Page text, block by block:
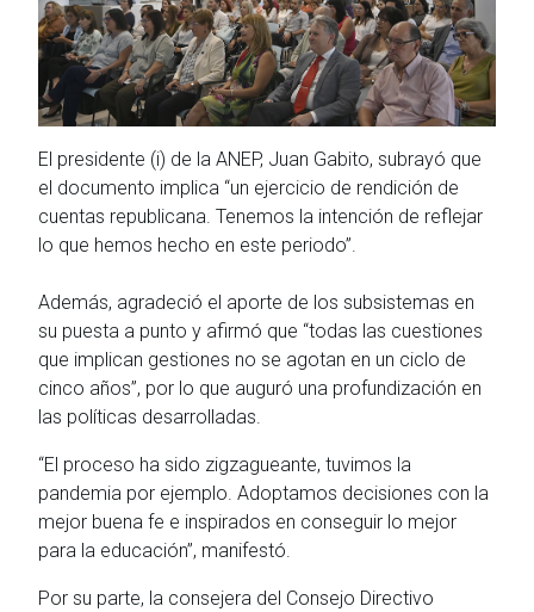
El presidente (i) de la ANEP, Juan Gabito, subrayó que
el documento implica “un ejercicio de rendición de
cuentas republicana. Tenemos la intención de reflejar
lo que hemos hecho en este periodo”.
Además, agradeció el aporte de los subsistemas en
su puesta a punto y afirmó que “todas las cuestiones
que implican gestiones no se agotan en un ciclo de
cinco años”, por lo que auguró una profundización en
las políticas desarrolladas.
“El proceso ha sido zigzagueante, tuvimos la
pandemia por ejemplo. Adoptamos decisiones con la
mejor buena fe e inspirados en conseguir lo mejor
para la educación”, manifestó.
Por su parte, la consejera del Consejo Directivo